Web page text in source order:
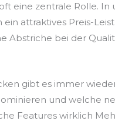
eine zentrale Rolle. In
attraktives Preis-
Abstriche bei der
gibt es immer
und welche
Features wirklich